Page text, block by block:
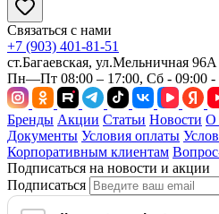
Связаться с нами
+7 (903) 401-81-51
ст.Багаевская, ул.Мельничная 96А
Пн—Пт 08:00 – 17:00, Сб - 09:00 -
Бренды Акции Статьи Новости О
Документы Условия оплаты
Корпоративным клиентам
Подписаться на новости и акции
Подписаться